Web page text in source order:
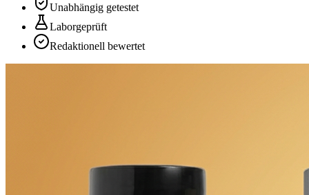
Unabhängig getestet
Laborgeprüft
Redaktionell bewertet